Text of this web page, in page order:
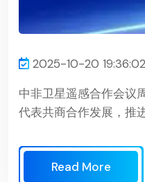
2025-10-20 19:36:02
中非卫星遥感合作会议
代表共商合作发展，推
Read More